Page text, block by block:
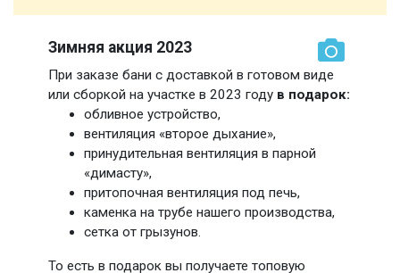
Зимняя акция 2023
При заказе бани с доставкой в готовом виде
или сборкой на участке в 2023 году в подарок:
обливное устройство,
вентиляция «второе дыхание»,
принудительная вентиляция в парной
«димасту»,
притопочная вентиляция под печь,
каменка на трубе нашего производства,
сетка от грызунов.
То есть в подарок вы получаете топовую